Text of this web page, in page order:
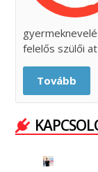
felelős szülői
Tovább